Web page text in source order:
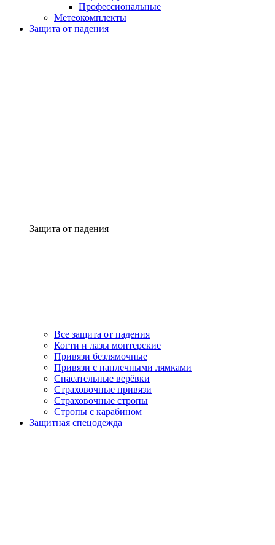
Профессиональные
Метеокомплекты
Защита от падения
Защита от падения
Все защита от падения
Когти и лазы монтерские
Привязи безлямочные
Привязи с наплечными лямками
Спасательные верёвки
Страховочные привязи
Страховочные стропы
Стропы с карабином
Защитная спецодежда